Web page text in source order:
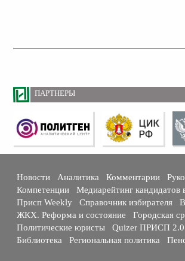
ПАРТНЕРЫ
Новости Аналитика Комментарии
Компетенции
Медиарейтинг
Присп Weekly
Справочник избирателя
ЖКХ. Реформа и состояние
Городская
Политические юристы
Quizer ПРИСП 2.0
Библиотека
Региональная политика